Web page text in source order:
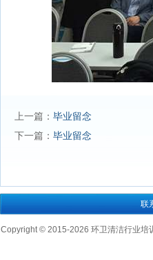
上一篇： 毕业留念
下一篇： 毕业留念
联
Copyright © 2015-2026 环卫清洁行业培